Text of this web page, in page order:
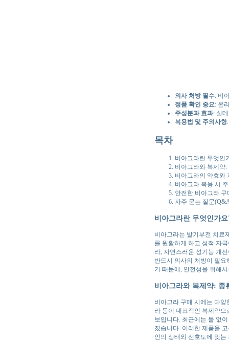
의사 처방 필수: 비
정품 확인 중요: 온
주성분과 효과: 실
복용법 및 주의사항
목차
비아그라란 무엇인
비아그라와 복제약:
비아그라의 약효와
비아그라 복용 시
안전한 비아그라
자주 묻는 질문
비아그라란 무엇인가요
비아그라는 발기부전 치료
를 원활하게 하고 성적 자
라, 자연스러운 성기능 개
반드시 의사의 처방이 필
기 때문에, 안전성을 위해
비아그라와 복제약: 종
비아그라 구매 시에는 다
라 등이 대표적인 복제약
보입니다. 최근에는 물 없
졌습니다. 이러한 제품을
인의 상태와 선호도에 맞